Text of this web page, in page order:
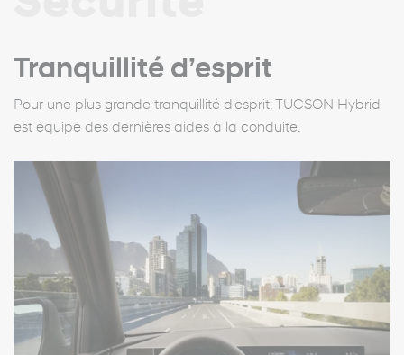
Tranquillité d’esprit
Pour une plus grande tranquillité d'esprit, TUCSON Hybrid
est équipé des dernières aides à la conduite.